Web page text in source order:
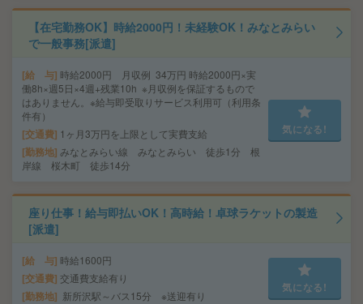
【在宅勤務OK】時給2000円！未経験OK！みなとみらい
で一般事務[派遣]
給 与 時給2000円 月収例 34万円 時給2000円×実
働8h×週5日×4週+残業10h ※月収例を保証するもので
はありません。※給与即受取りサービス利用可（利用条
件有）
交通費 1ヶ月3万円を上限として実費支給
勤務地 みなとみらい線 みなとみらい 徒歩1分 根
岸線 桜木町 徒歩14分
気になる!
座り仕事！給与即払いOK！高時給！卓球ラケットの製造
[派遣]
給 与 時給1600円
交通費 交通費支給有り
勤務地 新所沢駅～バス15分 ※送迎有り
気になる!